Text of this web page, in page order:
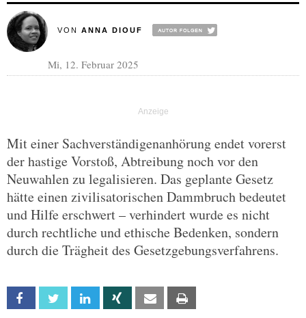
VON ANNA DIOUF
Mi, 12. Februar 2025
Mit einer Sachverständigenanhörung endet vorerst
der hastige Vorstoß, Abtreibung noch vor den
Neuwahlen zu legalisieren. Das geplante Gesetz
hätte einen zivilisatorischen Dammbruch bedeutet
und Hilfe erschwert – verhindert wurde es nicht
durch rechtliche und ethische Bedenken, sondern
durch die Trägheit des Gesetzgebungsverfahrens.
Facebook Twitter Linkedin Xing Email